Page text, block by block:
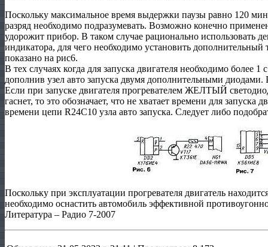
Поскольку максимальное время выдержки паузы равно 120
разряд необходимо подразумевать. Возможно конечно
удорожит прибор. В таком случае рационально использовать
индикатора, для чего необходимо установить
показано на рис6.
В тех случаях когда для запуска двигателя необходимо более
дополнив узел авто запуска двумя дополнительными диодами.
Если при запуске двигателя прогревателем ЖЕЛТЫЙ
гаснет, то это обозначает, что не хватает времени для
времени цепи R24С10 узла авто запуска. Следует либо
Поскольку при эксплуатации прогревателя двигатель
необходимо оснастить автомобиль эффективной
Литература – Радио 7-2007